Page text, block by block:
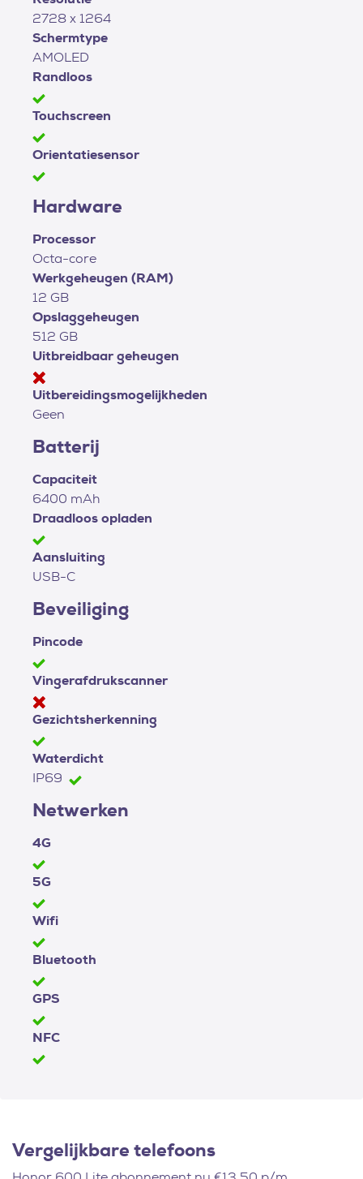
2728 x 1264
Schermtype
AMOLED
Randloos
Touchscreen
Orientatiesensor
Hardware
Processor
Octa-core
Werkgeheugen (RAM)
12 GB
Opslaggeheugen
512 GB
Uitbreidbaar geheugen
Uitbereidingsmogelijkheden
Geen
Batterij
Capaciteit
6400 mAh
Draadloos opladen
Aansluiting
USB-C
Beveiliging
Pincode
Vingerafdrukscanner
Gezichtsherkenning
Waterdicht
IP69
Netwerken
4G
5G
Wifi
Bluetooth
GPS
NFC
Vergelijkbare telefoons